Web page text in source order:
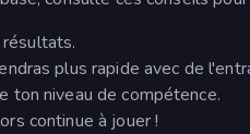
plus rapide avec de
ton niveau de compétence.
continue à jouer !